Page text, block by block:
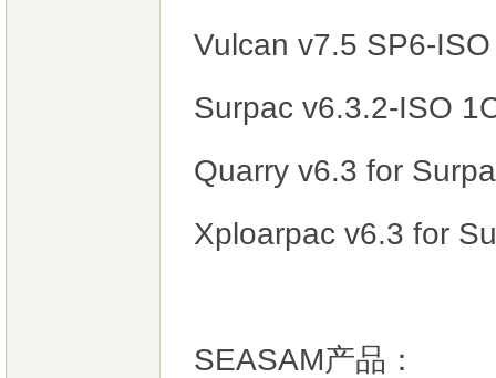
Vulcan v7.5 SP6-
Surpac v6.3.2-ISO
Quarry v6.3 for
Xploarpac v6.3 for
SEASAM产品：